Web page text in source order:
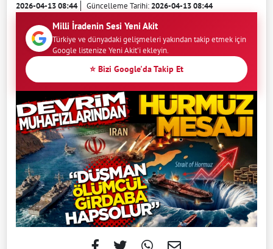
2026-04-13 08:44 Güncelleme Tarihi:2026-04-13 08:44
Milli İradenin Sesi Yeni Akit
Türkiye ve dünyadaki gelişmeleri yakından takip etmek için
Google listenize Yeni Akit'i ekleyin.
⭐ Bizi Google'da Takip Et